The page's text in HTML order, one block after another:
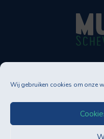
Wij gebruiken cookies om onze
Tel.